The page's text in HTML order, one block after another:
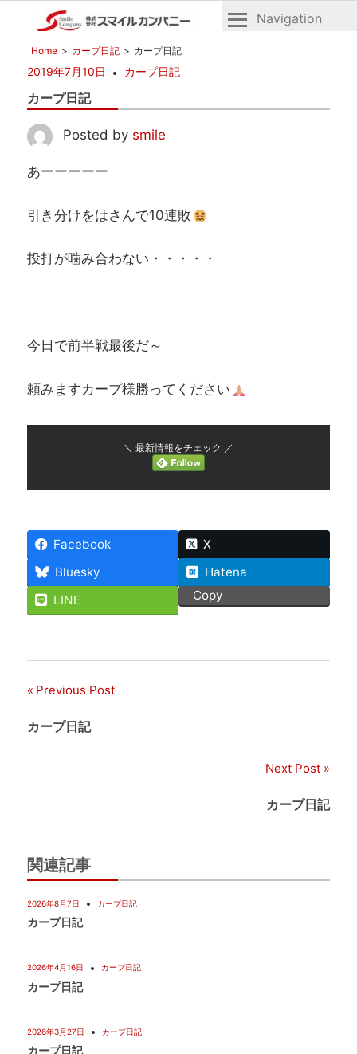
株
式
会
社
ス
マ
イ
カ
パ
島
の
動
産
Navigation
Home カープ日記 カープ日記
2019年7月10日 カープ日記
カープ日記
Posted by smile
あーーーーー
引き分けをはさんで10連敗
投打が噛み合わない・・・・・
今日で前半戦最後だ～
頼みますカープ様勝ってください
＼ 最新情報をチェック ／
Facebook
X
Bluesky
Hatena
LINE
Copy
投
稿
シ
ョ
Previous Post
カープ日記
Next Post
カープ日記
関連記事
2026年8月7日 カープ日記
カープ日記
2026年4月16日 カープ日記
カープ日記
2026年3月27日 カープ日記
カープ日記